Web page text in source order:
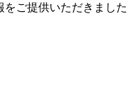
ご提供いただきました